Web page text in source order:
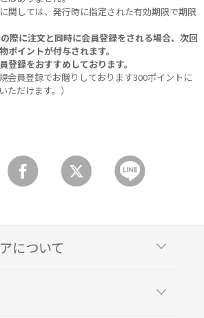
関しては、発行時に指定された有効期限で期限
際に注文と同時に会員登録をされる場合、次回
ポイントが付与されます。
登録をおすすめしております。
会員登録でお贈りしております300ポイントに
ただけます。）
について